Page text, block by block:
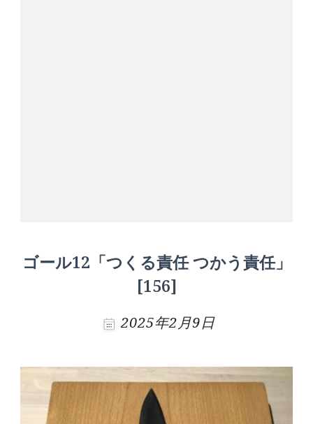
ゴール12「つくる責任 つかう責任」
[156]
2025年2月9日